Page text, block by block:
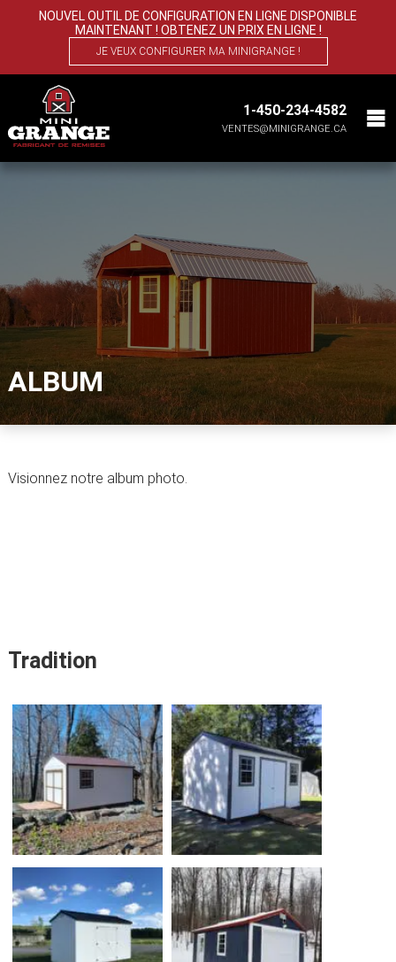
NOUVEL OUTIL DE CONFIGURATION EN LIGNE DISPONIBLE
MAINTENANT ! OBTENEZ UN PRIX EN LIGNE !
JE VEUX CONFIGURER MA MINIGRANGE !
1-450-234-4582
VENTES@MINIGRANGE.CA
ALBUM
Visionnez notre album photo.
Tradition